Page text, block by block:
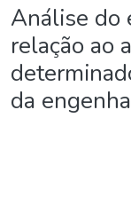
Análise do
relação ao
da